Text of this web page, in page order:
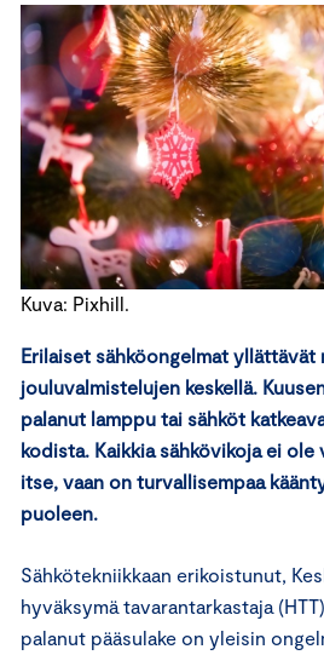
Kuva: Pixhill.
Erilaiset sähköongelmat yllättävät
jouluvalmistelujen keskellä.
palanut lamppu tai sähköt
kodista. Kaikkia sähkövikoja ei
itse, vaan on turvallisempaa
puoleen.
Sähkötekniikkaan erikoistunut,
hyväksymä tavarantarkastaja (HTT)
palanut pääsulake on yleisin